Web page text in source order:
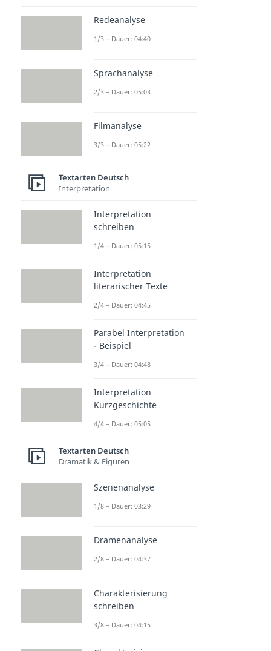
Redeanalyse
1/3 – Dauer: 04:40
Sprachanalyse
2/3 – Dauer: 05:03
Filmanalyse
3/3 – Dauer: 05:22
Textarten Deutsch
Interpretation
Interpretation
schreiben
1/4 – Dauer: 05:15
Interpretation
literarischer Texte
2/4 – Dauer: 04:45
Parabel Interpretation
- Beispiel
3/4 – Dauer: 04:48
Interpretation
Kurzgeschichte
4/4 – Dauer: 05:05
Textarten Deutsch
Dramatik & Figuren
Szenenanalyse
1/8 – Dauer: 03:29
Dramenanalyse
2/8 – Dauer: 04:37
Charakterisierung
schreiben
3/8 – Dauer: 04:15